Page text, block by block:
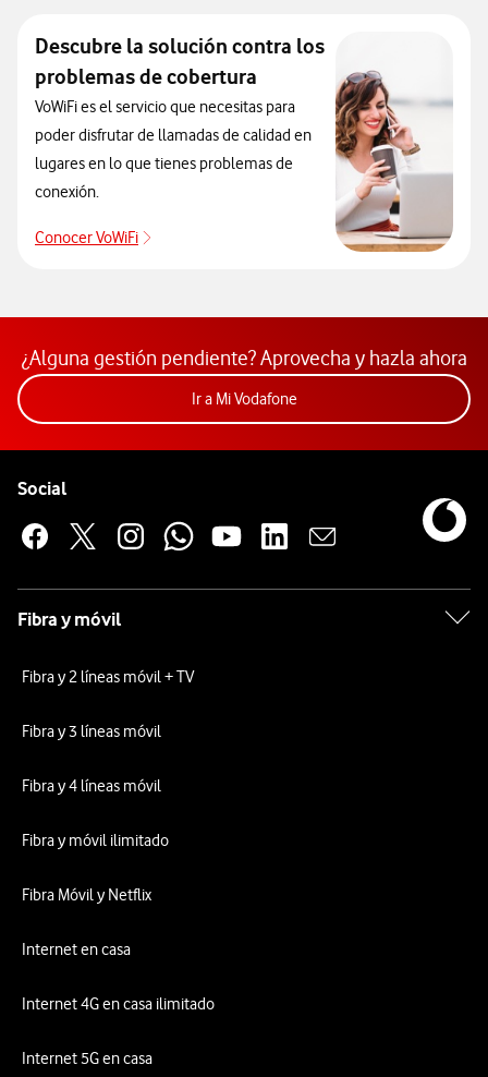
Descubre la solución contra los
problemas de cobertura
VoWiFi es el servicio que necesitas para
poder disfrutar de llamadas de calidad en
lugares en lo que tienes problemas de
conexión.
Conocer VoWiFi
Descubre la solución contra los problemas de
¿Alguna gestión pendiente? Aprovecha y hazla ahora
Ir a Mi VodafoneAcceder a la app Mi
Social
Fibra y móvil
Fibra y 2 líneas móvil + TV
Fibra y 3 líneas móvil
Fibra y 4 líneas móvil
Fibra y móvil ilimitado
Fibra Móvil y Netflix
Internet en casa
Internet 4G en casa ilimitado
Internet 5G en casa